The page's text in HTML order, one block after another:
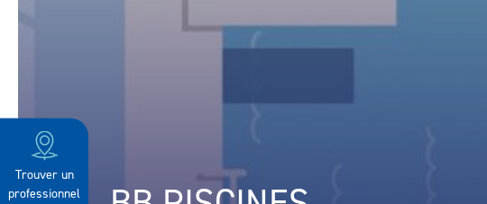
Trouver un
professionnel